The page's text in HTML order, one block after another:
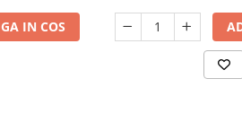
IN COS